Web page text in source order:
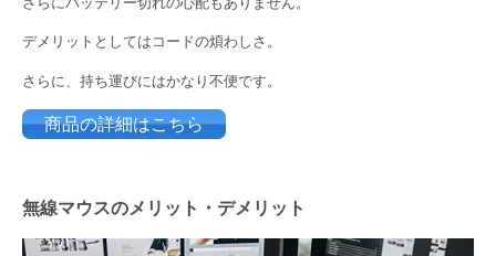
デメリットとしてはコードの煩わしさ。
さらに、持ち運びにはかなり不便です。
商品の詳細はこちら
無線マウスのメリット・デメリット